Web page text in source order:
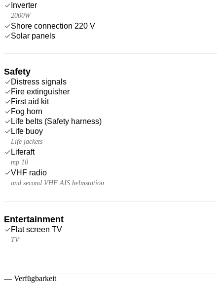
Inverter
2000W
Shore connection 220 V
Solar panels
Safety
Distress signals
Fire extinguisher
First aid kit
Fog horn
Life belts (Safety harness)
Life buoy
Life jackets
Liferaft
mp 10
VHF radio
and second VHF AIS helmstation
Entertainment
Flat screen TV
TV
— Verfügbarkeit